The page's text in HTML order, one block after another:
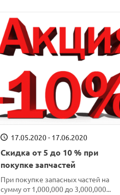
17.05.2020 - 17.06.2020
Скидка от 5 до 10 % при
покупке запчастей
При покупке запасных частей на
сумму от 1,000,000 до 3,000,000...